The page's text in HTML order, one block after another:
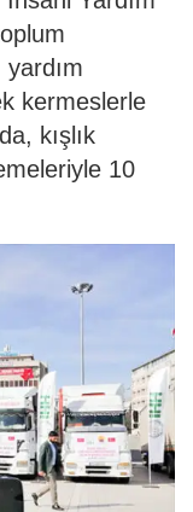
yardım
kermeslerle
kışlık
10